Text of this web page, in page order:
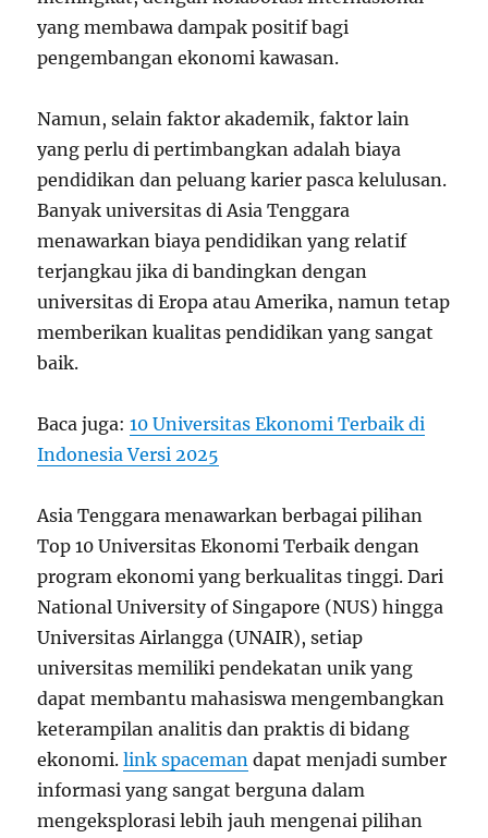
yang membawa dampak positif bagi
pengembangan ekonomi kawasan.
Namun, selain faktor akademik, faktor lain
yang perlu di pertimbangkan adalah biaya
pendidikan dan peluang karier pasca kelulusan.
Banyak universitas di Asia Tenggara
menawarkan biaya pendidikan yang relatif
terjangkau jika di bandingkan dengan
universitas di Eropa atau Amerika, namun tetap
memberikan kualitas pendidikan yang sangat
baik.
Baca juga:10 Universitas Ekonomi Terbaik di
Indonesia Versi 2025
Asia Tenggara menawarkan berbagai pilihan
Top 10 Universitas Ekonomi Terbaik dengan
program ekonomi yang berkualitas tinggi. Dari
National University of Singapore (NUS) hingga
Universitas Airlangga (UNAIR), setiap
universitas memiliki pendekatan unik yang
dapat membantu mahasiswa mengembangkan
keterampilan analitis dan praktis di bidang
ekonomi.link spaceman dapat menjadi sumber
informasi yang sangat berguna dalam
mengeksplorasi lebih jauh mengenai pilihan